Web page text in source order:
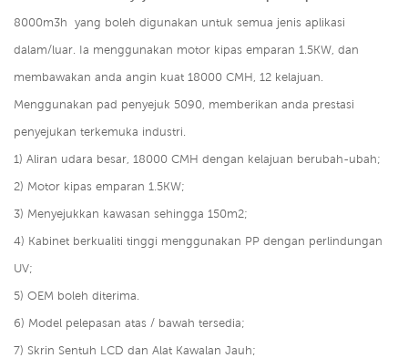
8000m3h yang boleh digunakan untuk semua jenis aplikasi
dalam/luar. Ia menggunakan motor kipas emparan 1.5KW, dan
membawakan anda angin kuat 18000 CMH, 12 kelajuan.
Menggunakan pad penyejuk 5090, memberikan anda prestasi
penyejukan terkemuka industri.
1) Aliran udara besar, 18000 CMH dengan kelajuan berubah-ubah;
2) Motor kipas emparan 1.5KW;
3) Menyejukkan kawasan sehingga 150m2;
4) Kabinet berkualiti tinggi menggunakan PP dengan perlindungan
UV;
5) OEM boleh diterima.
6) Model pelepasan atas / bawah tersedia;
7) Skrin Sentuh LCD dan Alat Kawalan Jauh;